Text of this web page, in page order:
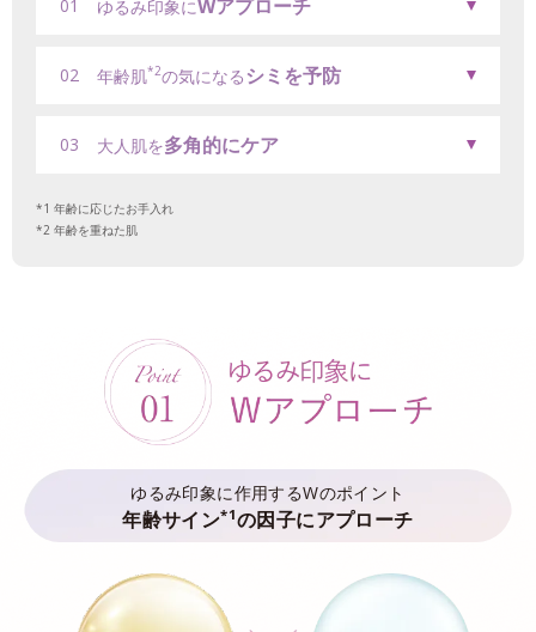
01 ゆるみ印象にWアプローチ
02 年齢肌*2の気になる シミを予防
03 大人肌を多角的にケア
年齢に応じたお手入れ
年齢を重ねた肌
ゆるみ印象に作用するWのポイント
年齢サイン*1の因子にアプローチ